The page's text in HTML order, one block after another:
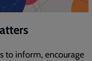
to inform, encourage